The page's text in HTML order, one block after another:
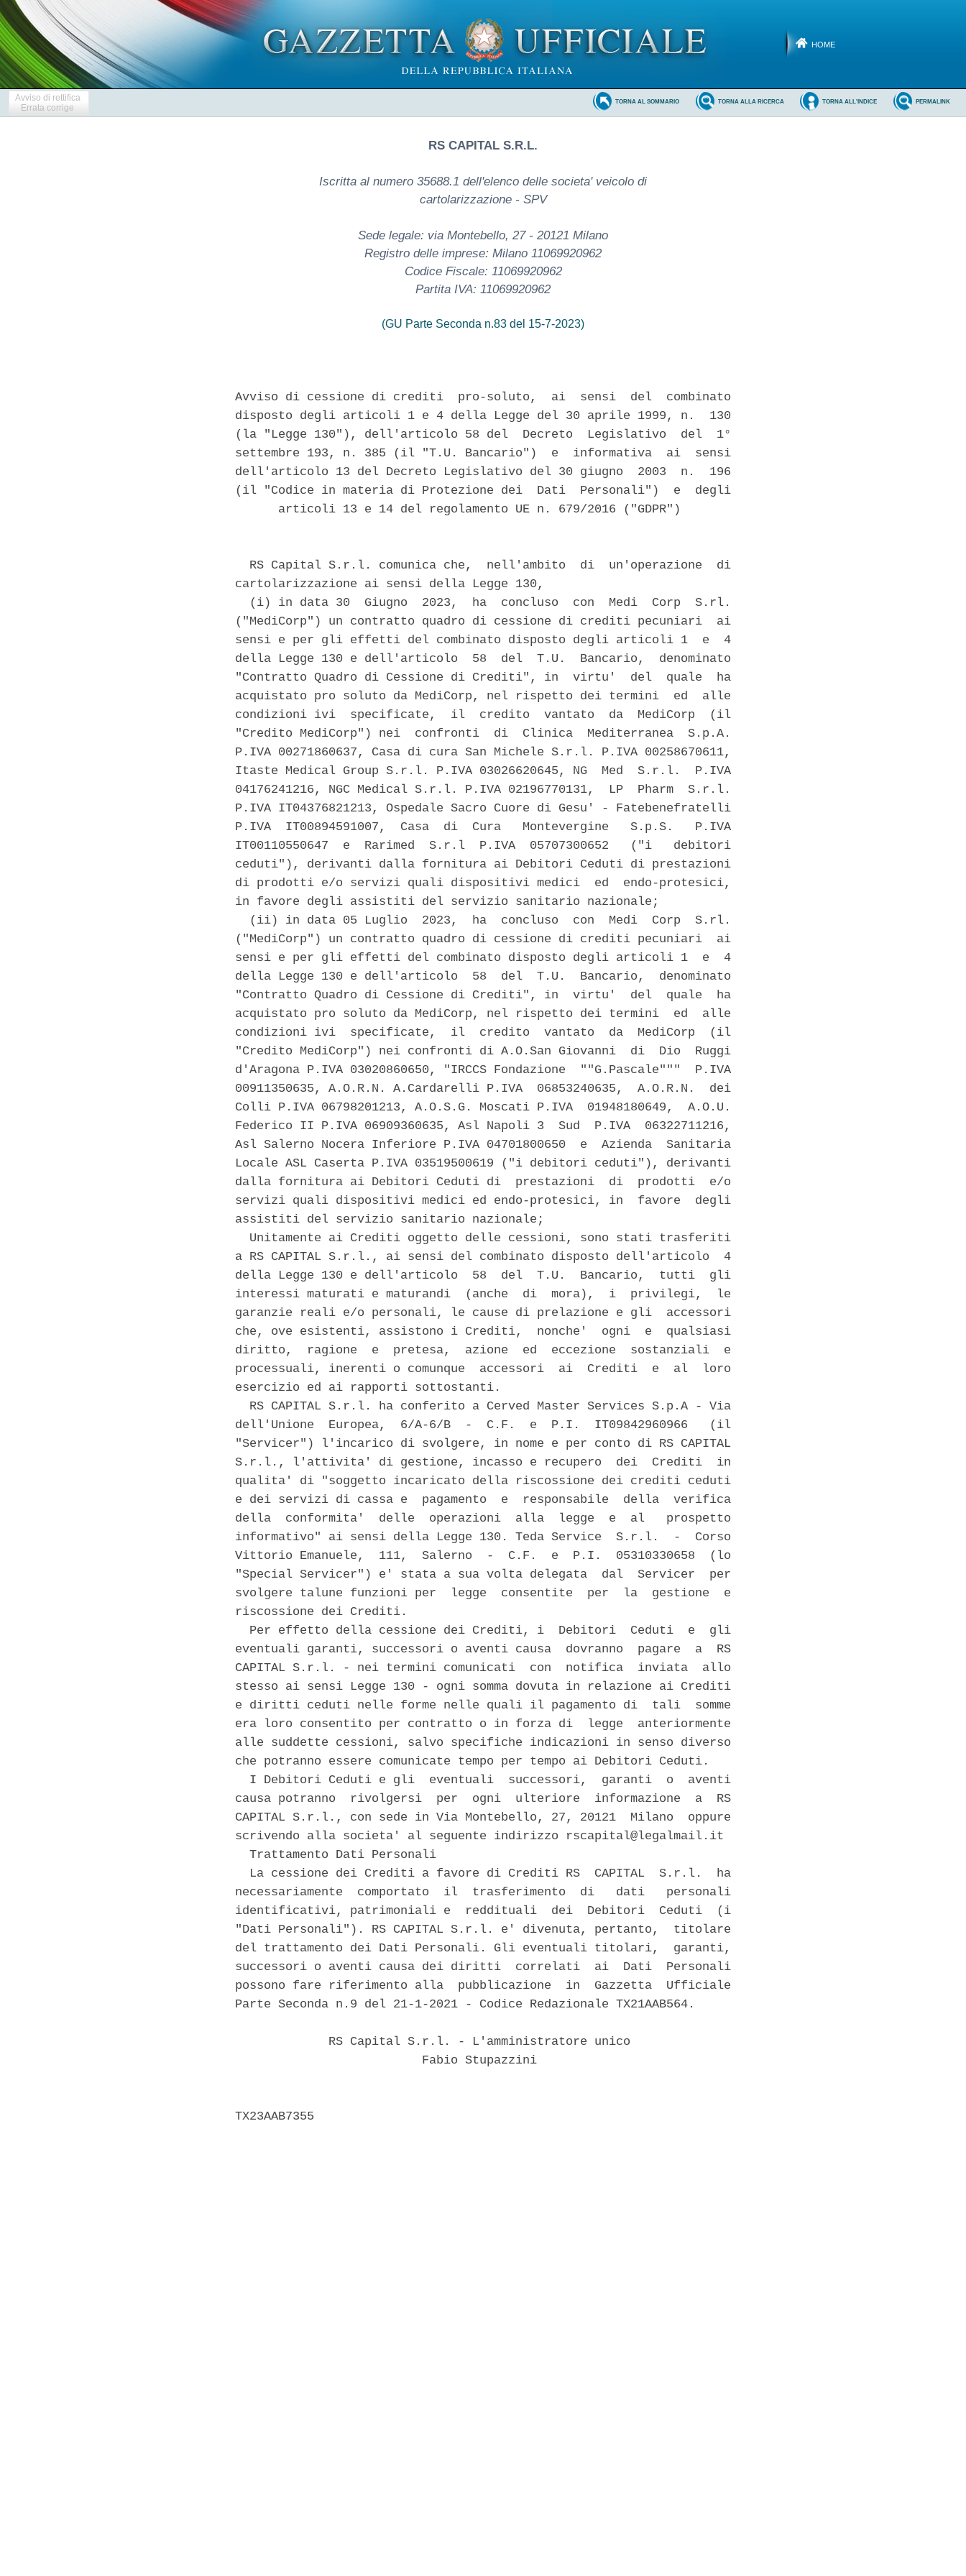
HOME
Avviso di rettifica
Errata corrige
PERMALINK
TORNA ALL'INDICE
TORNA ALLA RICERCA
TORNA AL SOMMARIO
RS CAPITAL S.R.L.
Iscritta al numero 35688.1 dell'elenco delle societa' veicolo di
cartolarizzazione - SPV
Sede legale: via Montebello, 27 - 20121 Milano
Registro delle imprese: Milano 11069920962
Codice Fiscale: 11069920962
Partita IVA: 11069920962
(GU Parte Seconda n.83 del 15-7-2023)
Avviso di cessione di crediti  pro-soluto,  ai  sensi  del  combinato
disposto degli articoli 1 e 4 della Legge del 30 aprile 1999, n.  130
(la "Legge 130"), dell'articolo 58 del  Decreto  Legislativo  del  1°
settembre 193, n. 385 (il "T.U. Bancario")  e  informativa  ai  sensi
dell'articolo 13 del Decreto Legislativo del 30 giugno  2003  n.  196
(il "Codice in materia di Protezione dei  Dati  Personali")  e  degli
      articoli 13 e 14 del regolamento UE n. 679/2016 ("GDPR")
  RS Capital S.r.l. comunica che,  nell'ambito  di  un'operazione  di
cartolarizzazione ai sensi della Legge 130,
  (i) in data 30  Giugno  2023,  ha  concluso  con  Medi  Corp  S.rl.
("MediCorp") un contratto quadro di cessione di crediti pecuniari  ai
sensi e per gli effetti del combinato disposto degli articoli 1  e  4
della Legge 130 e dell'articolo  58  del  T.U.  Bancario,  denominato
"Contratto Quadro di Cessione di Crediti", in  virtu'  del  quale  ha
acquistato pro soluto da MediCorp, nel rispetto dei termini  ed  alle
condizioni ivi  specificate,  il  credito  vantato  da  MediCorp  (il
"Credito MediCorp") nei  confronti  di  Clinica  Mediterranea  S.p.A.
P.IVA 00271860637, Casa di cura San Michele S.r.l. P.IVA 00258670611,
Itaste Medical Group S.r.l. P.IVA 03026620645, NG  Med  S.r.l.  P.IVA
04176241216, NGC Medical S.r.l. P.IVA 02196770131,  LP  Pharm  S.r.l.
P.IVA IT04376821213, Ospedale Sacro Cuore di Gesu' - Fatebenefratelli
P.IVA  IT00894591007,  Casa  di  Cura   Montevergine   S.p.S.   P.IVA
IT00110550647  e  Rarimed  S.r.l  P.IVA  05707300652   ("i   debitori
ceduti"), derivanti dalla fornitura ai Debitori Ceduti di prestazioni
di prodotti e/o servizi quali dispositivi medici  ed  endo-protesici,
in favore degli assistiti del servizio sanitario nazionale;
  (ii) in data 05 Luglio  2023,  ha  concluso  con  Medi  Corp  S.rl.
("MediCorp") un contratto quadro di cessione di crediti pecuniari  ai
sensi e per gli effetti del combinato disposto degli articoli 1  e  4
della Legge 130 e dell'articolo  58  del  T.U.  Bancario,  denominato
"Contratto Quadro di Cessione di Crediti", in  virtu'  del  quale  ha
acquistato pro soluto da MediCorp, nel rispetto dei termini  ed  alle
condizioni ivi  specificate,  il  credito  vantato  da  MediCorp  (il
"Credito MediCorp") nei confronti di A.O.San Giovanni  di  Dio  Ruggi
d'Aragona P.IVA 03020860650, "IRCCS Fondazione  ""G.Pascale"""  P.IVA
00911350635, A.O.R.N. A.Cardarelli P.IVA  06853240635,  A.O.R.N.  dei
Colli P.IVA 06798201213, A.O.S.G. Moscati P.IVA  01948180649,  A.O.U.
Federico II P.IVA 06909360635, Asl Napoli 3  Sud  P.IVA  06322711216,
Asl Salerno Nocera Inferiore P.IVA 04701800650  e  Azienda  Sanitaria
Locale ASL Caserta P.IVA 03519500619 ("i debitori ceduti"), derivanti
dalla fornitura ai Debitori Ceduti di  prestazioni  di  prodotti  e/o
servizi quali dispositivi medici ed endo-protesici, in  favore  degli
assistiti del servizio sanitario nazionale;
  Unitamente ai Crediti oggetto delle cessioni, sono stati trasferiti
a RS CAPITAL S.r.l., ai sensi del combinato disposto dell'articolo  4
della Legge 130 e dell'articolo  58  del  T.U.  Bancario,  tutti  gli
interessi maturati e maturandi  (anche  di  mora),  i  privilegi,  le
garanzie reali e/o personali, le cause di prelazione e gli  accessori
che, ove esistenti, assistono i Crediti,  nonche'  ogni  e  qualsiasi
diritto,  ragione  e  pretesa,  azione  ed  eccezione  sostanziali  e
processuali, inerenti o comunque  accessori  ai  Crediti  e  al  loro
esercizio ed ai rapporti sottostanti.
  RS CAPITAL S.r.l. ha conferito a Cerved Master Services S.p.A - Via
dell'Unione  Europea,  6/A-6/B  -  C.F.  e  P.I.  IT09842960966   (il
"Servicer") l'incarico di svolgere, in nome e per conto di RS CAPITAL
S.r.l., l'attivita' di gestione, incasso e recupero  dei  Crediti  in
qualita' di "soggetto incaricato della riscossione dei crediti ceduti
e dei servizi di cassa e  pagamento  e  responsabile  della  verifica
della  conformita'  delle  operazioni  alla  legge  e  al   prospetto
informativo" ai sensi della Legge 130. Teda Service  S.r.l.  -  Corso
Vittorio Emanuele,  111,  Salerno  -  C.F.  e  P.I.  05310330658  (lo
"Special Servicer") e' stata a sua volta delegata  dal  Servicer  per
svolgere talune funzioni per  legge  consentite  per  la  gestione  e
riscossione dei Crediti.
  Per effetto della cessione dei Crediti, i  Debitori  Ceduti  e  gli
eventuali garanti, successori o aventi causa  dovranno  pagare  a  RS
CAPITAL S.r.l. - nei termini comunicati  con  notifica  inviata  allo
stesso ai sensi Legge 130 - ogni somma dovuta in relazione ai Crediti
e diritti ceduti nelle forme nelle quali il pagamento di  tali  somme
era loro consentito per contratto o in forza di  legge  anteriormente
alle suddette cessioni, salvo specifiche indicazioni in senso diverso
che potranno essere comunicate tempo per tempo ai Debitori Ceduti.
  I Debitori Ceduti e gli  eventuali  successori,  garanti  o  aventi
causa potranno  rivolgersi  per  ogni  ulteriore  informazione  a  RS
CAPITAL S.r.l., con sede in Via Montebello, 27, 20121  Milano  oppure
scrivendo alla societa' al seguente indirizzo rscapital@legalmail.it
  Trattamento Dati Personali
  La cessione dei Crediti a favore di Crediti RS  CAPITAL  S.r.l.  ha
necessariamente  comportato  il  trasferimento  di   dati   personali
identificativi, patrimoniali e  reddituali  dei  Debitori  Ceduti  (i
"Dati Personali"). RS CAPITAL S.r.l. e' divenuta, pertanto,  titolare
del trattamento dei Dati Personali. Gli eventuali titolari,  garanti,
successori o aventi causa dei diritti  correlati  ai  Dati  Personali
possono fare riferimento alla  pubblicazione  in  Gazzetta  Ufficiale
Parte Seconda n.9 del 21-1-2021 - Codice Redazionale TX21AAB564.
             RS Capital S.r.l. - L'amministratore unico
                          Fabio Stupazzini